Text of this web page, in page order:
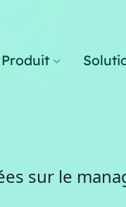
Produit
sur le